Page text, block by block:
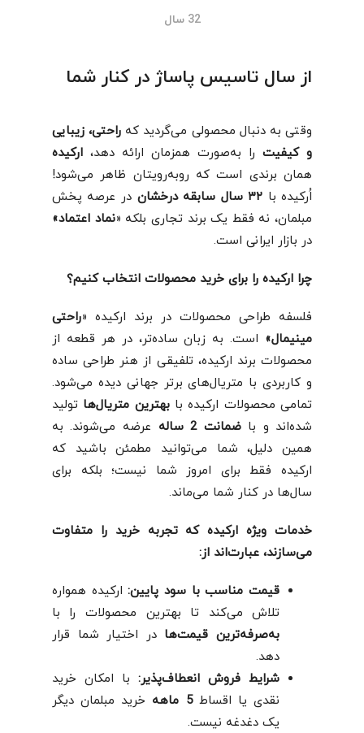
32 سال
از سال تاسیس پاساژ در کنار شما
وقتی به دنبال محصولی می‌گردید که راحتی، زیبایی
و کیفیترا به‌صورت همزمان ارائه دهد،ارکیده
همان برندی است که روبه‌رویتان ظاهر می‌شود!
اُرکیده با ۳۲سال سابقه درخشان در عرصه پخش
مبلمان، نه فقط یک برند تجاری بلکه «نماد اعتماد»
در بازار ایرانی است.
چرا ارکیده را برای خرید محصولات انتخاب کنیم؟
فلسفه طراحی محصولات در برند ارکیده «راحتی
مینیمال» است. به زبان ساده‌تر، در هر قطعه از
محصولات برند ارکیده، تلفیقی از هنر طراحی ساده
و کاربردی با متریال‌های برتر جهانی دیده می‌شود.
تمامی محصولات ارکیده بابهترین متریال‌ها تولید
شده‌اند و باضمانت 2 ساله
عرضه می‌شوند. به
همین دلیل، شما می‌توانید مطمئن باشید که
ارکیده فقط برای امروز شما نیست؛ بلکه برای
سال‌ها در کنار شما می‌ماند.
خدمات ویژه ارکیده که تجربه خرید را متفاوت
می‌سازند، عبارت‌اند از:
قیمت مناسب با سود پایین:ارکیده همواره
تلاش می‌کند تا بهترین محصولات را با
به‌صرفه‌ترین قیمت‌ها در اختیار شما قرار
دهد.
شرایط فروش انعطاف‌پذیر:با امکان خرید
نقدی یا اقساط5 ماهه
خرید مبلمان دیگر
یک دغدغه نیست.